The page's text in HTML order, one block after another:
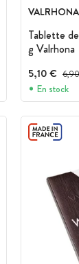
VALRHONA
Tablette
g Valrhona
5,10 € Prix
En stock